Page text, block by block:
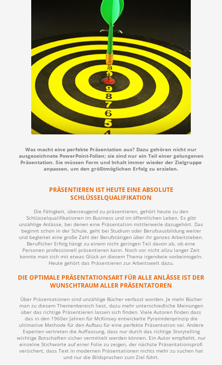
Was macht eine perfekte Präsentation aus? Dazu gehören nicht nur
ausgezeichnete PowerPoint-Folien; sie sind nur ein Teil einer gelungenen
Präsentation. Sie müssen Form und Inhalt immer wieder der Zielgruppe
anpassen, um den größtmöglichen Erfolg zu erzielen.
PRÄSENTIEREN IST HEUTE EINE ABSOLUTE
SCHLÜSSELQUALIFIKATION
Die Fähigkeit, überzeugend zu präsentieren, gehört heute zu den
Schlüsselqualifikationen im Business und im öffentlichen Leben. Es gibt
unzählige Anlässe, bei denen eine Präsentation mittlerweile dazugehört. Das
beginnt schon in der Schule, geht bei Studium oder Berufsausbildung weiter
und begleitet eine große Zahl der Berufstätigen über ihr ganzes Arbeitsleben.
Beruflicher Erfolg hängt zu einem nicht geringen Teil davon ab, ob eine
Personen professionell präsentieren kann. Noch vor nicht allzu langer Zeit
konnte man sich mit etwas Glück an diesem Thema irgendwie vorbeimogeln.
Heute gehört das Präsentieren zur Arbeitswelt dazu.
DIE OPTIMALE PRÄSENTATIONSART FÜR ALLE ANLÄSSE IST DER
WUNSCHTRAUM ALLER PRÄSENTATOREN
Über Präsentationen sind unzählige Bücher verfasst worden. Je mehr Bücher
man zu diesem Themenbereich liest, dazu mehr unterschiedliche Meinungen
über das richtige Präsentieren lassen sich finden. Viele Autoren finden dass
das in den 1960er Jahren für McKinsey entwickelte Pyramidenprinzip die
ultimative Methode für den Aufbau für eine perfekte Präsentation sei. Andere
Experten vertreten die Auffassung, dass nur durch das richtige Storytelling
wichtige Botschaften sicher vermittelt werden können. Ein Autor empfiehlt, nur
einzelne Stichworte auf einer Folie zu zeigen, der nächste Präsentationsprofi
versichert, dass Text in modernen Präsentationen nichts mehr zu suchen hat
und nur die Bildsprachen zum Ziel führt.